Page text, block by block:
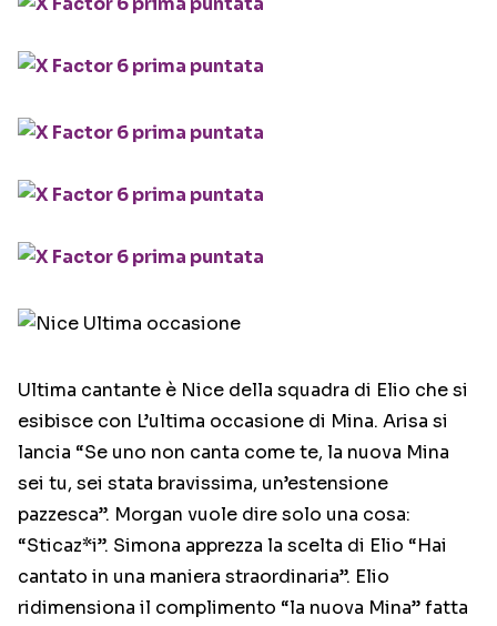
Ultima cantante è Nice della squadra di Elio che si
esibisce con L’ultima occasione di Mina. Arisa si
lancia “Se uno non canta come te, la nuova Mina
sei tu, sei stata bravissima, un’estensione
pazzesca”. Morgan vuole dire solo una cosa:
“Sticaz*i”. Simona apprezza la scelta di Elio “Hai
cantato in una maniera straordinaria”. Elio
ridimensiona il complimento “la nuova Mina” fatta